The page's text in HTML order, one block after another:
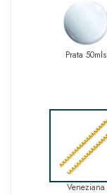
Prata 50mls
Veneziana